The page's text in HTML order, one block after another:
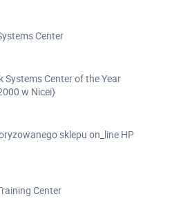
Center
Systems Center of the Year
w Nicei)
sklepu on_line HP
Center